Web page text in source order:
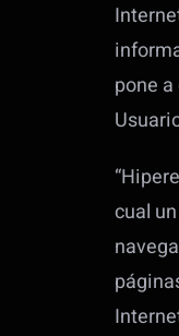
pone
cual